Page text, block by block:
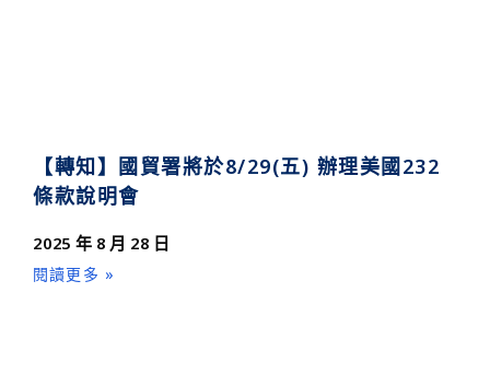
【轉知】國貿署將於8/29(五) 辦理美國232
條款說明會
2025 年 8 月 28 日
閱讀更多 »